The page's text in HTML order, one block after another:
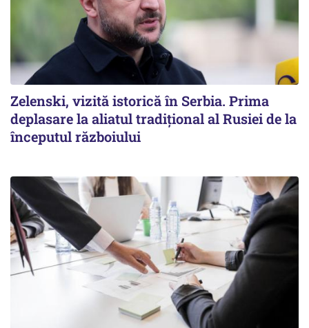
Zelenski, vizită istorică în Serbia. Prima
deplasare la aliatul tradițional al Rusiei de la
începutul războiului